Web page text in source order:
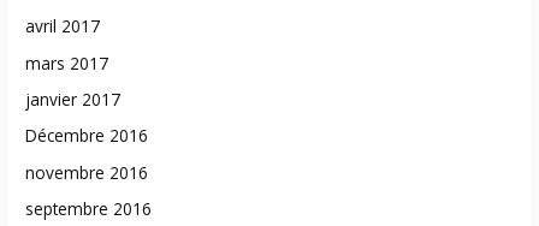
avril 2017
mars 2017
janvier 2017
Décembre 2016
novembre 2016
septembre 2016